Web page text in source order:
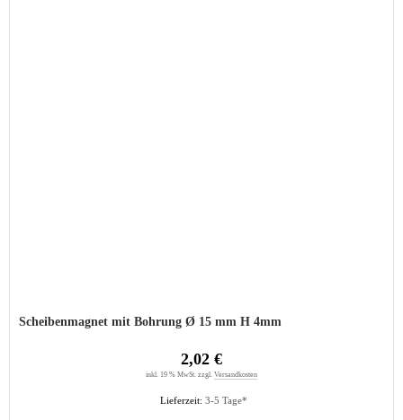
Scheibenmagnet mit Bohrung Ø 15 mm H 4mm
Lieferzeit: 3-5 Tage*
2,02 €
inkl. 19 % MwSt. zzgl. Versandkosten